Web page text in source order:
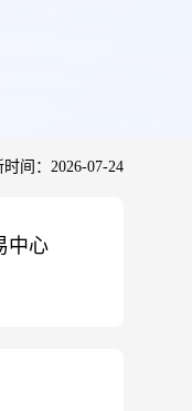
时间：2026-07-24
中心